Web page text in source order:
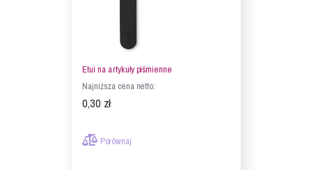
Etui na artykuły piśmienne
Najniższa cena netto:
0,30 zł
Porównaj